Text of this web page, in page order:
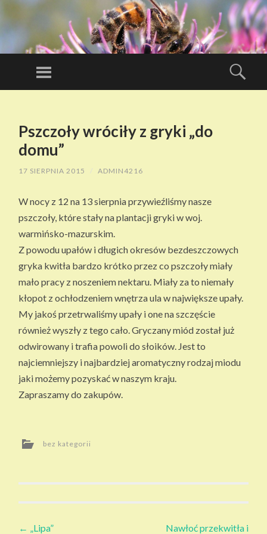
D
Ó
ŁA
S
EJ
PA
SI
EK
I
Miód kupuj u
Menu
TREŚCIPszczoły wróciły z gryki „do
domu”
17 SIERPNIA 2015 / ADMIN4216
W nocy z 12 na 13 sierpnia przywieźliśmy nasze
pszczoły, które stały na plantacji gryki w woj.
warmińsko-mazurskim.
Z powodu upałów i długich okresów bezdeszczowych
gryka kwitła bardzo krótko przez co pszczoły miały
mało pracy z noszeniem nektaru. Miały za to niemały
kłopot z ochłodzeniem wnętrza ula w największe upały.
My jakoś przetrwaliśmy upały i one na szczęście
również wyszły z tego cało. Gryczany miód został już
odwirowany i trafia powoli do słoików. Jest to
najciemniejszy i najbardziej aromatyczny rodzaj miodu
jaki możemy pozyskać w naszym kraju.
Zapraszamy do zakupów.
bez kategorii
Zobacz
← „Lipa” Nawłoć przekwitła i